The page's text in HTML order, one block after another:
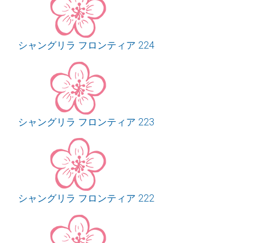
シャングリラ フロンティア 224
シャングリラ フロンティア 223
シャングリラ フロンティア 222